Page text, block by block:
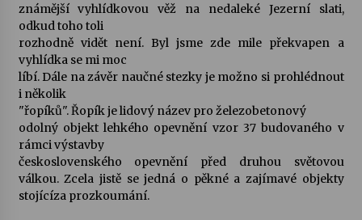
známější vyhlídkovou věž na nedaleké Jezerní slati,
odkud toho toli
rozhodně vidět není. Byl jsme zde mile překvapen a
vyhlídka se mi moc
líbí. Dále na závěr naučné stezky je možno si prohlédnout
i několik
"řopíků". Řopíkje lidový název pro železobetonový
odolný objekt lehkého opevnění vzor 37 budovaného v
rámci výstavby
československého opevnění před druhou světovou
válkou. Zcela jistě se jedná o pěkné a zajímavé objekty
stojícíza prozkoumání.